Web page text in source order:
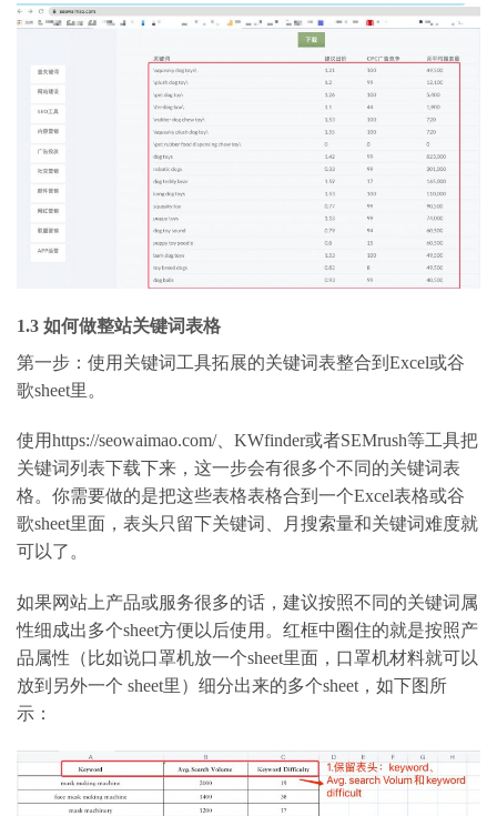
1.3 如何做整站关键词表格
第一步：使用关键词工具拓展的关键词表整合到Excel或谷
歌sheet里。
使用https://seowaimao.com/、KWfinder或者SEMrush等工具把
关键词列表下载下来，这一步会有很多个不同的关键词表
格。你需要做的是把这些表格表格合到一个Excel表格或谷
歌sheet里面，表头只留下关键词、月搜索量和关键词难度就
可以了。
如果网站上产品或服务很多的话，建议按照不同的关键词属
性细成出多个sheet方便以后使用。红框中圈住的就是按照产
品属性（比如说口罩机放一个sheet里面，口罩机材料就可以
放到另外一个 sheet里）细分出来的多个sheet，如下图所
示：